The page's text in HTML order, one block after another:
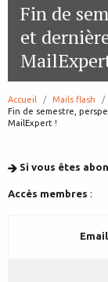
Fin de
et
Accueil
Mails flash
page:
Fin de semestre,
MailExpert !
Si vous êtes
Accès membres :